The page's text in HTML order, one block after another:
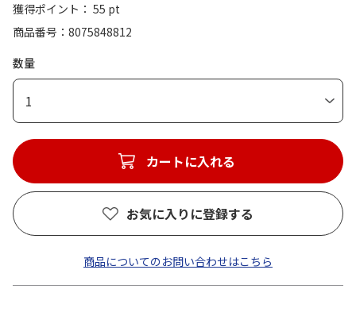
獲得ポイント： 55 pt
商品番号
8075848812
数量
1
カートに入れる
お気に入りに登録する
商品についてのお問い合わせはこちら